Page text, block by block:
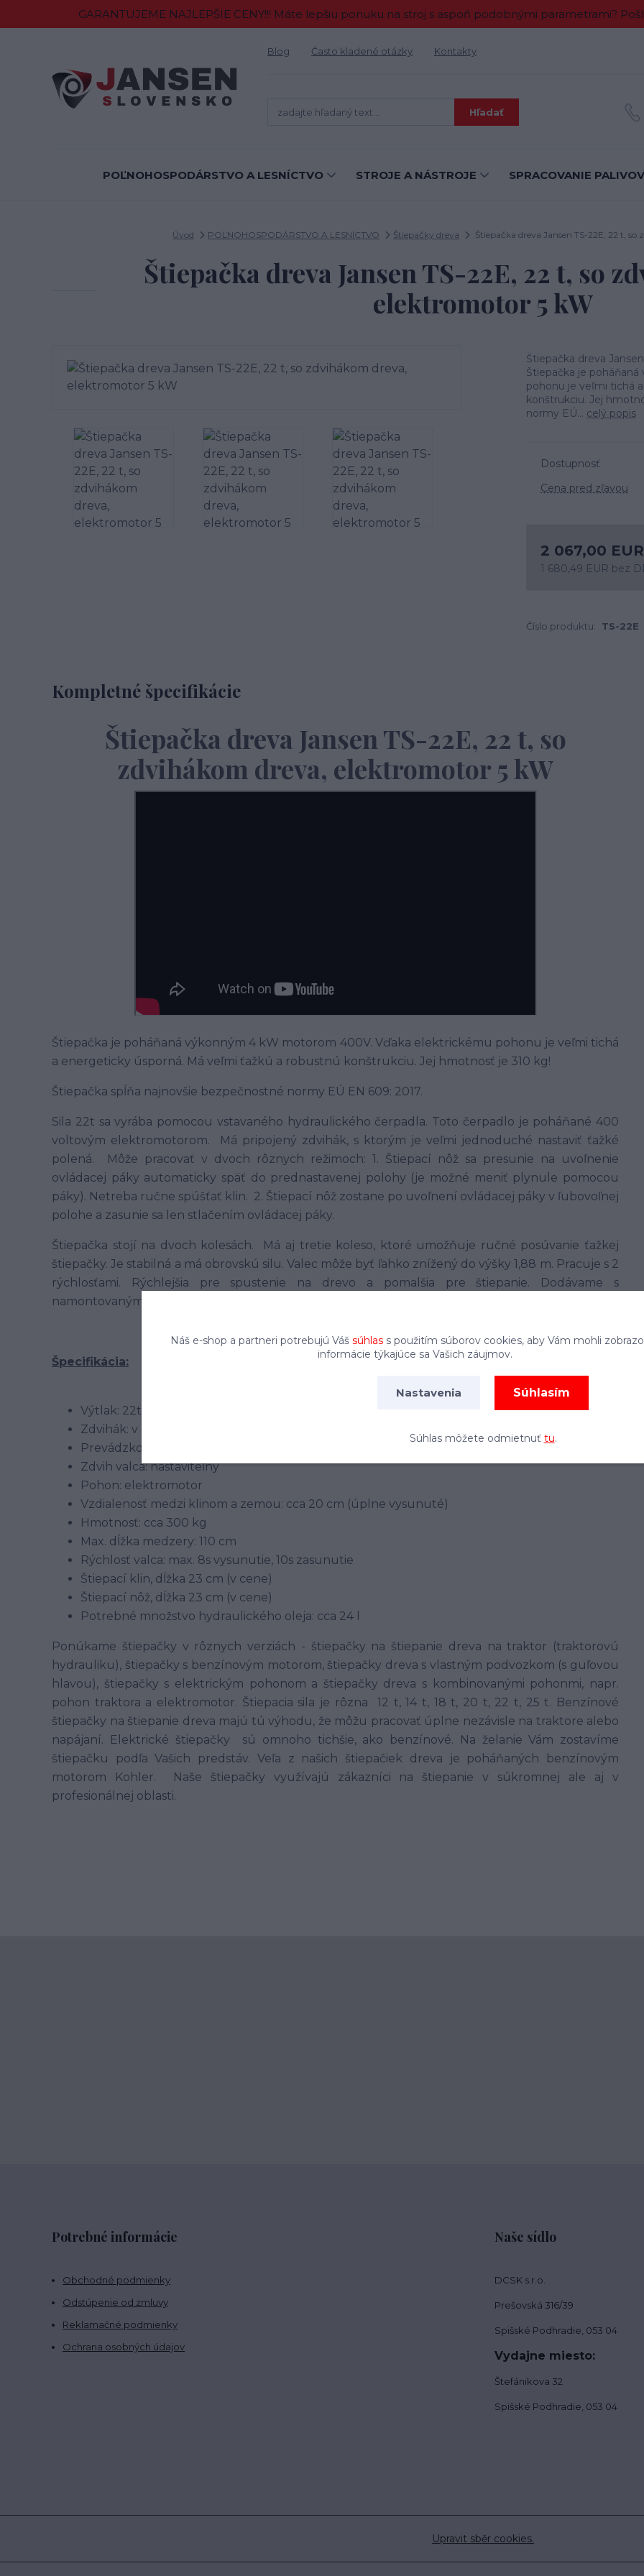
GARANTUJEME NAJLEPŠIE CENY!!! Máte lepšiu ponuku na stroj s aspoň podobnými parametrami?
Blog Často kladené otázky Kontakty
Hľadať
POĽNOHOSPODÁRSTVO A LESNÍCTVO STROJE A NÁSTROJE SPRACOVANIE
Úvod POĽNOHOSPODÁRSTVO A LESNÍCTVO Štiepačky dreva Štiepačka dreva Jansen TS-22E, 22 t,
Štiepačka dreva Jansen TS-22E, 22 t, so
elektromotor 5 kW
Štiepačka dreva
Štiepačka je
pohonu je veľmi tichá
konštrukciu. Jej
normy EÚ... celý popis
Dostupnosť
Cena pred zľavou
2 067,00 EUR
1 680,49 EUR bez
Číslo produktu: TS-22E
Kompletné špecifikácie
Štiepačka dreva Jansen TS-22E, 22 t, so
zdvihákom dreva, elektromotor 5 kW
Štiepačka je poháňaná výkonným 4 kW motorom 400V. Vďaka elektrickému pohonu je veľmi tichá
a energeticky úsporná. Má veľmi ťažkú a robustnú konštrukciu. Jej hmotnosť je 310 kg!
Štiepačka spĺňa najnovšie bezpečnostné normy EÚ EN 609: 2017.
Sila 22t sa vyrába pomocou vstavaného hydraulického čerpadla. Toto čerpadlo je poháňané 400
voltovým elektromotorom. Má pripojený zdvihák, s ktorým je veľmi jednoduché nastaviť ťažké
polená. Môže pracovať v dvoch rôznych režimoch: 1. Štiepací nôž sa presunie na uvoľnenie
ovládacej páky automaticky späť do prednastavenej polohy (je možné meniť plynule pomocou
páky). Netreba ručne spúšťať klin. 2. Štiepací nôž zostane po uvoľnení ovládacej páky v ľubovoľnej
polohe a zasunie sa len stlačením ovládacej páky.
Štiepačka stojí na dvoch kolesách. Má aj tretie koleso, ktoré umožňuje ručné posúvanie ťažkej
štiepačky. Je stabilná a má obrovskú silu. Valec môže byť ľahko znížený do výšky 1,88 m. Pracuje s 2
rýchlosťami. Rýchlejšia pre spustenie na drevo a pomalšia pre štiepanie. Dodávame s
namontovaným klinom a krížom, ktorý sa založí na štiepací klin.
Špecifikácia:
Výtlak: 22t
Zdvihák: v cene
Prevádzkové režimy: 2
Zdvih valca: nastaviteľný
Pohon: elektromotor
Vzdialenosť medzi klinom a zemou: cca 20 cm (úplne vysunuté)
Hmotnosť: cca 300 kg
Max. dĺžka medzery: 110 cm
Rýchlosť valca: max. 8s vysunutie, 10s zasunutie
Štiepací klin, dĺžka 23 cm (v cene)
Štiepací nôž, dĺžka 23 cm (v cene)
Potrebné množstvo hydraulického oleja: cca 24 l
Ponúkame štiepačky v rôznych verziách - štiepačky na štiepanie dreva na traktor (traktorovú
hydrauliku), štiepačky s benzínovým motorom, štiepačky dreva s vlastným podvozkom (s guľovou
hlavou), štiepačky s elektrickým pohonom a štiepačky dreva s kombinovanými pohonmi, napr.
pohon traktora a elektromotor. Štiepacia sila je rôzna 12 t, 14 t, 18 t, 20 t, 22 t, 25 t. Benzínové
štiepačky na štiepanie dreva majú tú výhodu, že môžu pracovať úplne nezávisle na traktore alebo
napájaní. Elektrické štiepačky sú omnoho tichšie, ako benzínové. Na želanie Vám zostavíme
štiepačku podľa Vašich predstáv. Veľa z našich štiepačiek dreva je poháňaných benzínovým
motorom Kohler. Naše štiepačky využívajú zákazníci na štiepanie v súkromnej ale aj v
profesionálnej oblasti.
Potrebné informácie
Obchodné podmienky
Odstúpenie od zmluvy
Reklamačné podmienky
Ochrana osobných údajov
Naše sídlo
DCSK s.r.o.
Prešovská 316/39
Spišské Podhradie, 053 04
Vydajne miesto:
Štefánikova 32
Spišské Podhradie, 053 04
Upravit sběr cookies.
Náš e-shop a partneri potrebujú Váš súhlass použitím súborov cookies, aby Vám mohli
informácie týkajúce sa Vašich záujmov.
Nastavenia Súhlasím
Súhlas môžete odmietnuť tu.